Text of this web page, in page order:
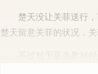
楚天没让关菲送行，
楚天留意关菲的状况，